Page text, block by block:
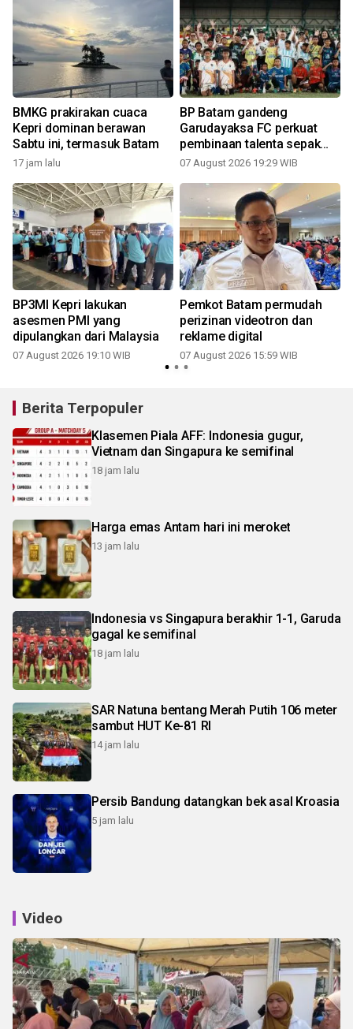
BMKG prakirakan cuaca
Kepri dominan berawan
Sabtu ini, termasuk Batam
17 jam lalu
BP Batam gandeng
Garudayaksa FC perkuat
pembinaan talenta sepak
bola usia dini
07 August 2026 19:29 WIB
BP3MI Kepri lakukan
asesmen PMI yang
dipulangkan dari Malaysia
07 August 2026 19:10 WIB
Pemkot Batam permudah
perizinan videotron dan
reklame digital
07 August 2026 15:59 WIB
Berita Terpopuler
Klasemen Piala AFF: Indonesia gugur,
Vietnam dan Singapura ke semifinal
18 jam lalu
Harga emas Antam hari ini meroket
13 jam lalu
Indonesia vs Singapura berakhir 1-1, Garuda
gagal ke semifinal
18 jam lalu
SAR Natuna bentang Merah Putih 106 meter
sambut HUT Ke-81 RI
14 jam lalu
Persib Bandung datangkan bek asal Kroasia
5 jam lalu
Video